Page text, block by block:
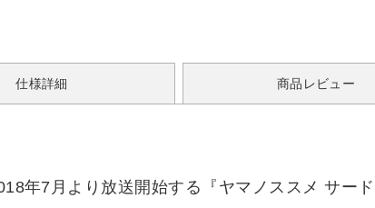
仕様詳細 商品レビュー
年7月より放送開始する『ヤマノススメ サー